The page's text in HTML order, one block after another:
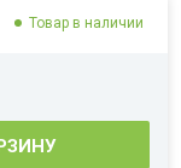
Товар в наличии